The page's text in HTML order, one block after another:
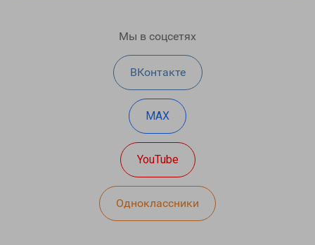
Мы в соцсетях
ВКонтакте
MAX
YouTube
Одноклассники